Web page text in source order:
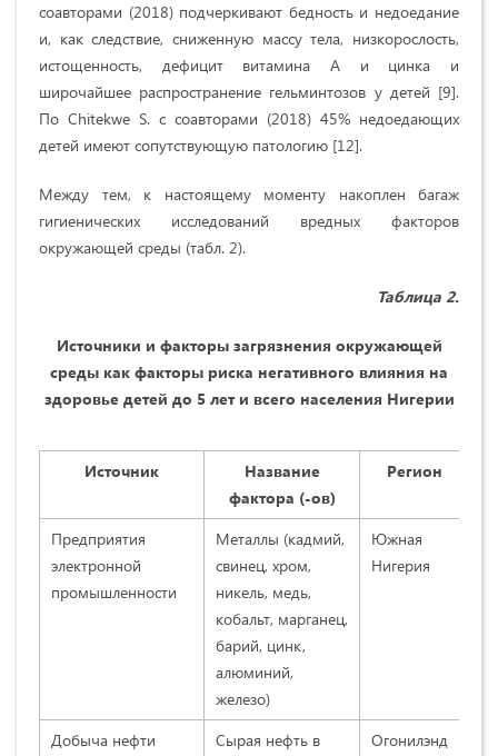
соавторами (2018) подчеркивают бедность и недоедание
и, как следствие, сниженную массу тела, низкорослость,
истощенность, дефицит витамина А и цинка и
широчайшее распространение гельминтозов у детей [9].
По Chitekwe S. с соавторами (2018) 45% недоедающих
детей имеют сопутствующую патологию [12].
Между тем, к настоящему моменту накоплен багаж
гигиенических исследований вредных факторов
окружающей среды (табл. 2).
Таблица 2.
Источники и факторы загрязнения окружающей
среды как факторы риска негативного влияния на
здоровье детей до 5 лет и всего населения Нигерии
Источник
Название
фактора (-ов)
Регион
Предприятия
электронной
промышленности
Металлы (кадмий,
свинец, хром,
никель, медь,
кобальт, марганец,
барий, цинк,
алюминий,
железо)
Южная
Нигерия
Добыча нефти
Сырая нефть в Огонилэнд